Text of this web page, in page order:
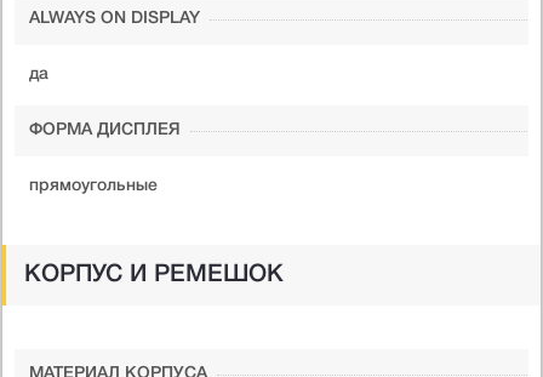
ALWAYS ON DISPLAY
да
ФОРМА ДИСПЛЕЯ
прямоугольные
КОРПУС И РЕМЕШОК
МАТЕРИАЛ КОРПУСА